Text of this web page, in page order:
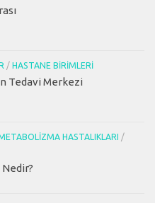
/ HASTANE BIRIMLERI
Tedavi Merkezi
HASTALIKLARI
/